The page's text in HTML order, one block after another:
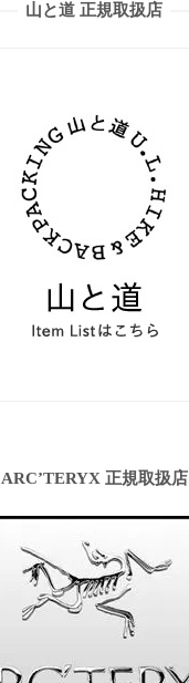
山と道 正規取扱店
ARC’TERYX 正規取扱店